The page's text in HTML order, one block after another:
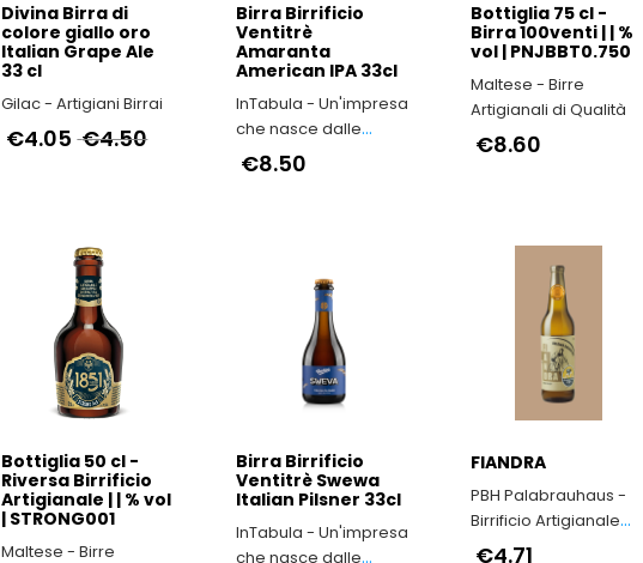
Divina Birra di
colore giallo oro
Italian Grape Ale
33 cl
Gilac - Artigiani Birrai
€4.50
€4.05
Birra Birrificio
Ventitrè
Amaranta
American IPA 33cl
InTabula - Un'impresa
che nasce dalle
viscere dell’Irpinia
€8.50
Bottiglia 75 cl -
Birra 100venti | | %
vol | PNJBBT0.750
Maltese - Birre
Artigianali di Qualità
€8.60
Bottiglia 50 cl -
Riversa Birrificio
Artigianale | | % vol
| STRONG001
Maltese - Birre
Birra Birrificio
Ventitrè Swewa
Italian Pilsner 33cl
InTabula - Un'impresa
che nasce dalle
FIANDRA
PBH Palabrauhaus -
Birrificio Artigianale
🇮🇹 Craft Brewery
€4.71